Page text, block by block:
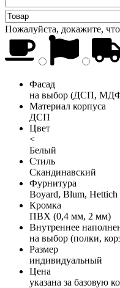
Пожалуйста, докажите,
Фасад
на выбор (ДСП,
Материал корпуса
ДСП
Цвет
<
Белый
Стиль
Скандинавский
Фурнитура
Boyard, Blum, Hettich
Кромка
ПВХ (0,4 мм, 2 мм)
Внутреннее
на выбор (полки,
Размер
индивидуальный
Цена
указана за базовую